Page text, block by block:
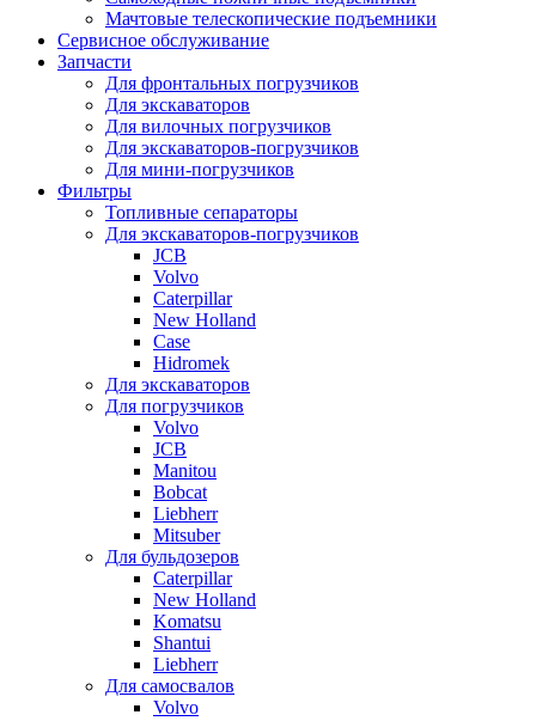
Мачтовые телескопические подъемники
Сервисное обслуживание
Запчасти
Для фронтальных погрузчиков
Для экскаваторов
Для вилочных погрузчиков
Для экскаваторов-погрузчиков
Для мини-погрузчиков
Фильтры
Топливные сепараторы
Для экскаваторов-погрузчиков
JCB
Volvo
Caterpillar
New Holland
Case
Hidromek
Для экскаваторов
Для погрузчиков
Volvo
JCB
Manitou
Bobcat
Liebherr
Mitsuber
Для бульдозеров
Caterpillar
New Holland
Komatsu
Shantui
Liebherr
Для самосвалов
Volvo